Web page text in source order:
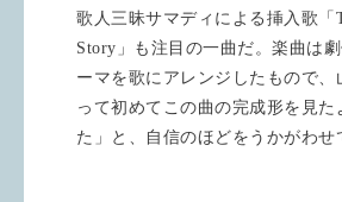
歌人三昧サマディによる挿入歌「
Story」も注目の一曲だ。楽曲は
ーマを歌にアレンジしたもので、
って初めてこの曲の完成形を見た
た」と、自信のほどをうかがわせ